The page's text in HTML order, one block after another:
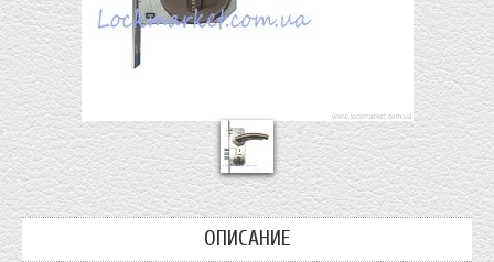
ОПИСАНИЕ